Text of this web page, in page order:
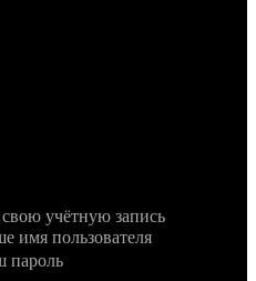
учётную запись
имя пользователя
пароль